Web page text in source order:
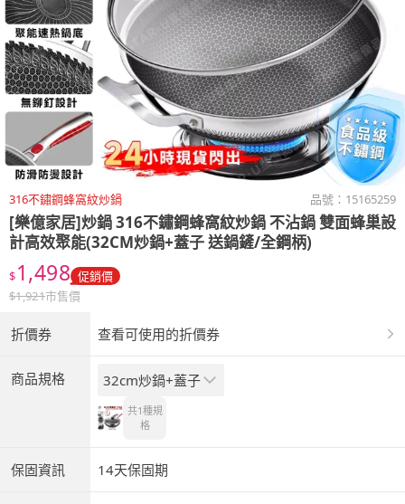
316不鏽鋼蜂窩紋炒鍋 品號： 15165259
[樂億家居]炒鍋 316不鏽鋼蜂窩紋炒鍋 不沾鍋 雙面蜂巢設
計高效聚能(32CM炒鍋+蓋子 送鍋鏟/全鋼柄)
$1,498 促銷價
$1,921市售價
折價券 查看可使用的折價券
商品規格 32cm炒鍋+蓋子
共1種規
格
保固資訊 14天保固期